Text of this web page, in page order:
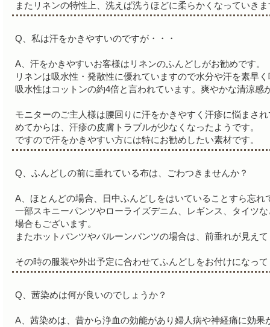
またリネンの特性上、洗えば洗うほどに柔らかくなっていき
Q、私は汗をかきやすいのですが・・・
A、汗をかきやすいお客様はリネンのふんどしがお勧めです。
リネンは吸水性・発散性に優れていますので水分や汗を素早
吸水性はコットンの約4倍と言われています。爽やかな清涼感
モニターのご主人様は腰回りに汗をかきやすく汗疹に悩まさ
めてからは、汗疹の皮膚トラブルが少なくなったようです。
ですので汗をかきやすい方には特にお勧めしたい素材です。
Q、ふんどしの前に垂れている布は、ごわつきませんか？
A、ほとんどの場合、日中ふんどしをはいていることすら忘れ
一部スキニーパンツやローライズデニム、レギンス、タイツ
場合もございます。
またホットパンツやバルーンパンツの場合は、前垂れが見え
その時の服装や外出予定に合わせてふんどしをお付けになっ
Q、茜染めは何が良いのでしょうか？
A、茜染めは、昔から浄血の効能があり婦人病や神経痛に効果